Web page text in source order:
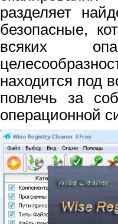
разделяет
безопасные,
всяких
находится под
повлечь за
операционной